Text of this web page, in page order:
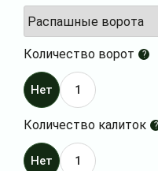
Количество ворот ?
Нет 1
Количество калиток ?
Нет 1